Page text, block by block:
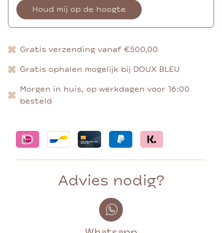
Houd mij op de hoogte
Gratis verzending vanaf €500,00
Gratis ophalen mogelijk bij DOUX BLEU
Morgen in huis, op werkdagen voor 16:00
besteld
Advies nodig?